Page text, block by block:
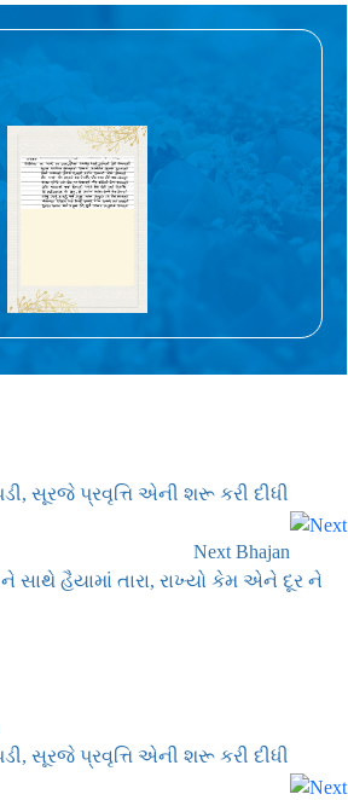
સૂરજે પ્રવૃત્તિ એની શરૂ કરી દીધી
Next Bhajan
સાથે હૈયામાં તારા, રાખ્યો કેમ એને દૂર ને
સૂરજે પ્રવૃત્તિ એની શરૂ કરી દીધી